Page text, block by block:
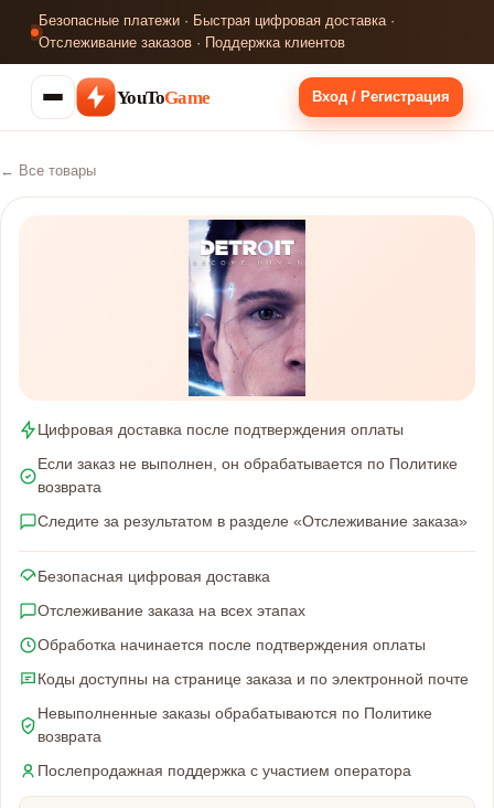
Безопасные платежи · Быстрая цифровая доставка ·
Отслеживание заказов · Поддержка клиентов
YouToGame Вход / Регистрация
← Все товары
Цифровая доставка после подтверждения оплаты
Если заказ не выполнен, он обрабатывается по Политике
возврата
Следите за результатом в разделе «Отслеживание заказа»
Безопасная цифровая доставка
Отслеживание заказа на всех этапах
Обработка начинается после подтверждения оплаты
Коды доступны на странице заказа и по электронной почте
Невыполненные заказы обрабатываются по Политике
возврата
Послепродажная поддержка с участием оператора